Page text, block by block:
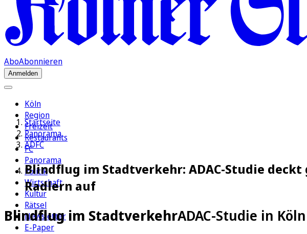
AboAbonnieren
Anmelden
Köln
Region
Freizeit
Restaurants
FC
Panorama
Politik
Wirtschaft
Kultur
Rätsel
Newsletter
E-Paper
Startseite
Panorama
ADFC
Blindflug im Stadtverkehr: ADAC-Studie
Radlern auf
Blindflug im StadtverkehrADAC-Studie in